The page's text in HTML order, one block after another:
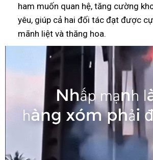
ham muốn quan hệ, tăng cường
yêu, giúp cả hai đối tác đạt được
mãnh liệt và thăng hoa.